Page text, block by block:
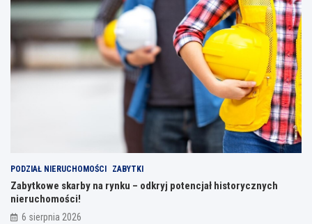
PODZIAŁ NIERUCHOMOŚCI ZABYTKI
Zabytkowe skarby na rynku – odkryj potencjał historycznych
nieruchomości!
6 sierpnia 2026